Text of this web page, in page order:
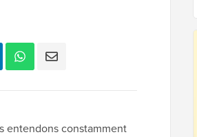
entendons constamment